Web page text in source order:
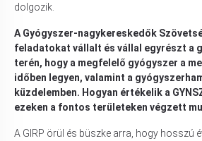
dolgozik.
A Gyógyszer-nagykereskedők
feladatokat vállalt és vállal egyrészt a
terén, hogy a megfelelő gyógyszer a
időben legyen, valamint a
küzdelemben. Hogyan értékelik a
ezeken a fontos területeken végzett
A GIRP örül és büszke arra, hogy hosszú